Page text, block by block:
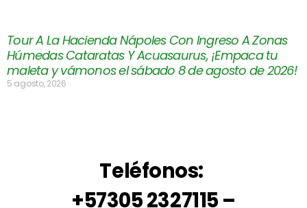
Tour A La Hacienda Nápoles Con Ingreso A Zonas
Húmedas Cataratas Y Acuasaurus, ¡Empaca tu
maleta y vámonos el sábado 8 de agosto de 2026!
5 agosto, 2026
Teléfonos:
+57305 2327115 –